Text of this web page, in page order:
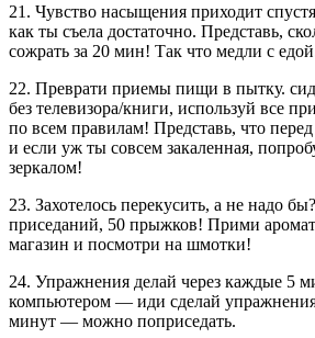
21. Чувство насыщения приходит
как ты съела достаточно. Представь,
сожрать за 20 мин! Так что медли с
22. Преврати приемы пищи в пытку.
без телевизора/книги, используй все
по всем правилам! Представь, что
и если уж ты совсем закаленная,
зеркалом!
23. Захотелось перекусить, а не надо
приседаний, 50 прыжков! Прими
магазин и посмотри на шмотки!
24. Упражнения делай через каждые 5
компьютером — иди сделай упражнения
минут — можно поприседать.